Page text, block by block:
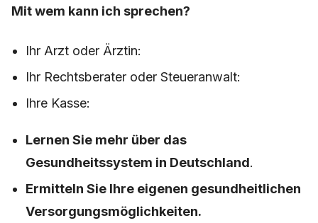
Mit wem kann ich sprechen?
Ihr Arzt oder Ärztin:
Ihr Rechtsberater oder Steueranwalt:
Ihre Kasse:
Lernen Sie mehr über das
Gesundheitssystem in Deutschland.
Ermitteln Sie Ihre eigenen gesundheitlichen
Versorgungsmöglichkeiten.